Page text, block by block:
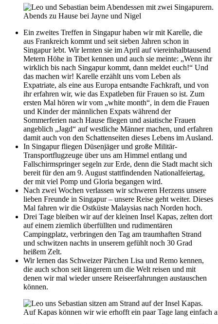
Abends zu Hause bei Jayne und Nigel
Ein zweites Treffen in Singapur haben wir mit Karelle, die
aus Frankreich kommt und seit sieben Jahren schon in
Singapur lebt. Wir lernten sie im April auf viereinhalbtausend
Metern Höhe in Tibet kennen und auch sie meinte: „Wenn ihr
wirklich bis nach Singapur kommt, dann meldet euch!“ Und
das machen wir! Karelle erzählt uns vom Leben als
Expatriate, als eine aus Europa entsandte Fachkraft, und von
ihr erfahren wir, wie das Expatleben für Frauen so ist. Zum
ersten Mal hören wir vom „white month“, in dem die Frauen
und Kinder der männlichen Expats während der
Sommerferien nach Hause fliegen und asiatische Frauen
angeblich „Jagd“ auf westliche Männer machen, und erfahren
damit auch von den Schattenseiten dieses Lebens im Ausland.
In Singapur fliegen Düsenjäger und große Militär-
Transportflugzeuge über uns am Himmel entlang und
Fallschirmspringer segeln zur Erde, denn die Stadt macht sich
bereit für den am 9. August stattfindenden Nationalfeiertag,
der mit viel Pomp und Gloria begangen wird.
Nach zwei Wochen verlassen wir schweren Herzens unsere
lieben Freunde in Singapur – unsere Reise geht weiter. Dieses
Mal fahren wir die Ostküste Malaysias nach Norden hoch.
Drei Tage bleiben wir auf der kleinen Insel Kapas, zelten dort
auf einem ziemlich überfüllten und rudimentären
Campingplatz, verbringen den Tag am traumhaften Strand
und schwitzen nachts in unserem gefühlt noch 30 Grad
heißem Zelt.
Wir lernen das Schweizer Pärchen Lisa und Remo kennen,
die auch schon seit längerem um die Welt reisen und mit
denen wir mal wieder unsere Reiseerfahrungen austauschen
können.
Auf Kapas können wir wie erhofft ein paar Tage lang einfach